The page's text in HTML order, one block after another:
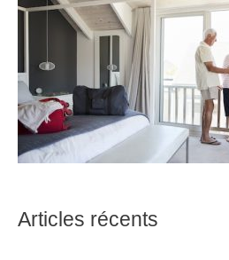
Articles récents